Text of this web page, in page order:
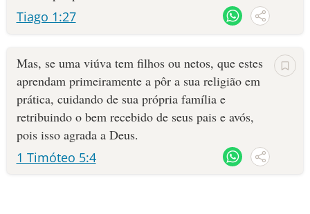
10 MANDAMENTOS
ESBOÇOS DE PREGAÇÃO
TEMAS
PERGUNTE À BÍBLIA
Religião - os seguidores de Jesus.
Essa Religião atua
As outras religiões, que não pregam a Bíblia ou distorcem o
evangelho, são religiões inventadas por homens.
Tiago 1:27
Mas, se uma viúva tem filhos ou netos, que estes
aprendam primeiramente a pôr a sua religião em
prática, cuidando de sua própria família e
retribuindo o bem recebido de seus pais e avós,
pois isso agrada a Deus.
1 Timóteo 5:4